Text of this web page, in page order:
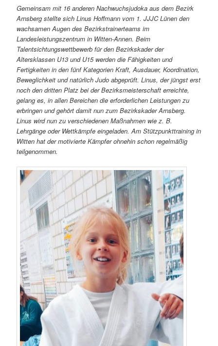
Gemeinsam mit 16 anderen Nachwuchsjudoka aus dem Bezirk
Arnsberg stellte sich Linus Hoffmann vom 1. JJJC Lünen den
wachsamen Augen des Bezirkstrainerteams im
Landesleistungszentrum in Witten-Annen. Beim
Talentsichtungswettbewerb für den Bezirkskader der
Altersklassen U13 und U15 werden die Fähigkeiten und
Fertigkeiten in den fünf Kategorien Kraft, Ausdauer, Koordination,
Beweglichkeit und natürlich Judo abgeprüft. Linus, der jüngst erst
noch den dritten Platz bei der Bezirksmeisterschaft erreichte,
gelang es, in allen Bereichen die erforderlichen Leistungen zu
erbringen und gehört damit nun zum Bezirkskader Arnsberg.
Linus wird nun zu verschiedenen Maßnahmen wie z. B.
Lehrgänge oder Wettkämpfe eingeladen. Am Stützpunkttraining in
Witten hat der motivierte Kämpfer ohnehin schon regelmäßig
teilgenommen.